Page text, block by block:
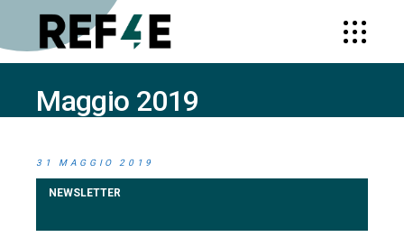
Maggio 2019
31 MAGGIO 2019
NEWSLETTER